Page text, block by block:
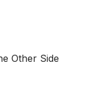
Other Side